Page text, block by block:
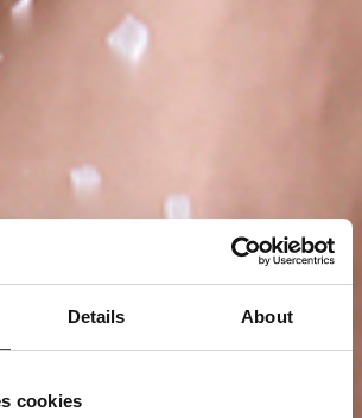
Details About
cookies